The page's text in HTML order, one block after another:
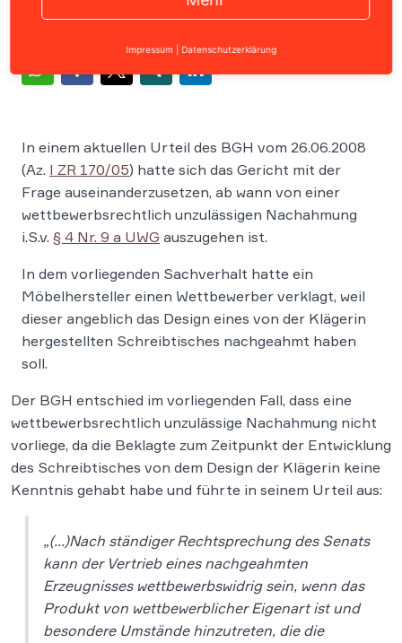
In einem aktuellen Urteil des BGH vom 26.06.2008
(Az. I ZR 170/05) hatte sich das Gericht mit der
Frage auseinanderzusetzen, ab wann von einer
wettbewerbsrechtlich unzulässigen Nachahmung
i.S.v. § 4 Nr. 9 a UWG auszugehen ist.
In dem vorliegenden Sachverhalt hatte ein
Möbelhersteller einen Wettbewerber verklagt, weil
dieser angeblich das Design eines von der Klägerin
hergestellten Schreibtisches nachgeahmt haben
soll.
Der BGH entschied im vorliegenden Fall, dass eine
wettbewerbsrechtlich unzulässige Nachahmung nicht
vorliege, da die Beklagte zum Zeitpunkt der Entwicklung
des Schreibtisches von dem Design der Klägerin keine
Kenntnis gehabt habe und führte in seinem Urteil aus:
„(…)Nach ständiger Rechtsprechung des Senats
kann der Vertrieb eines nachgeahmten
Erzeugnisses wettbewerbswidrig sein, wenn das
Produkt von wettbewerblicher Eigenart ist und
besondere Umstände hinzutreten, die die
Impressum Datenschutzerklärung